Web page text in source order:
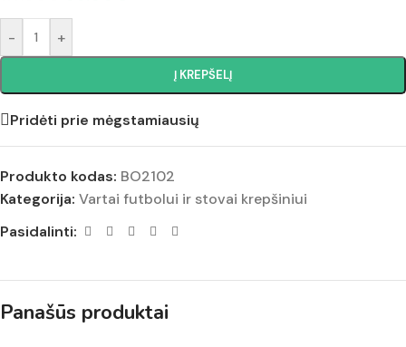
- +
Į KREPŠELĮ
Pridėti prie mėgstamiausių
Produkto kodas: BO2102
Kategorija: Vartai futbolui ir stovai krepšiniui
Pasidalinti:
Panašūs produktai